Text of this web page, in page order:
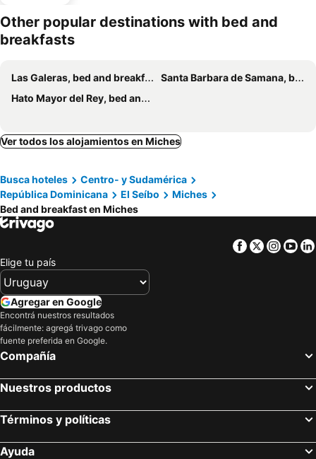
Other popular destinations with bed and
breakfasts
Las Galeras, bed and breakfasts
Santa Barbara de Samana, bed and breakfasts
Hato Mayor del Rey, bed and breakfasts
Ver todos los alojamientos en Miches
Busca hoteles
Centro- y Sudamérica
República Dominicana
El Seíbo
Miches
Bed and breakfast en Miches
Facebook
Twitter
Elige tu país
Agregar en Google
Encontrá nuestros resultados
fácilmente: agregá trivago como
fuente preferida en Google.
Compañía
Nuestros productos
Términos y políticas
Ayuda